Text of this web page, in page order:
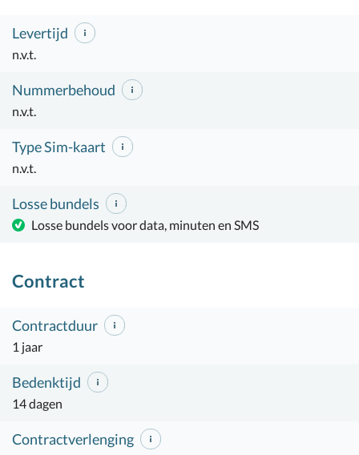
Levertijd
n.v.t.
Nummerbehoud
n.v.t.
Type Sim-kaart
n.v.t.
Losse bundels
Losse bundels voor data, minuten en SMS
Contract
Contractduur
1 jaar
Bedenktijd
14 dagen
Contractverlenging